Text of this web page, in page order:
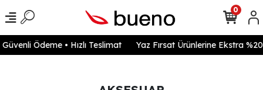
Ödeme • Hızlı Teslimat Yaz Fırsat Ürünlerine Ekstra %20
0